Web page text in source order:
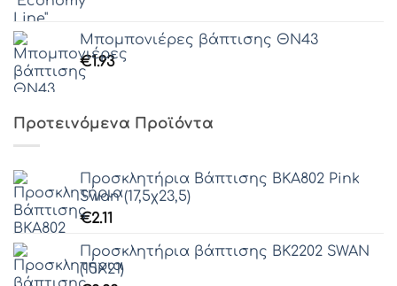
Μπομπονιέρες βάπτισης ΘΝ43
€1.93
Προτεινόμενα Προϊόντα
Προσκλητήρια Βάπτισης ΒΚΑ802 Pink
Swan (17,5χ23,5)
€2.11
Προσκλητήρια βάπτισης ΒΚ2202 SWAN
(15Χ21)